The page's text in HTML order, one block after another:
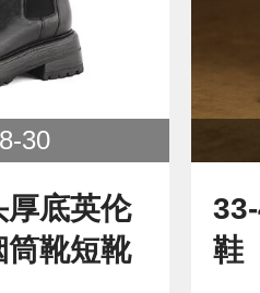
30
厚底英伦
筒靴短靴
鞋